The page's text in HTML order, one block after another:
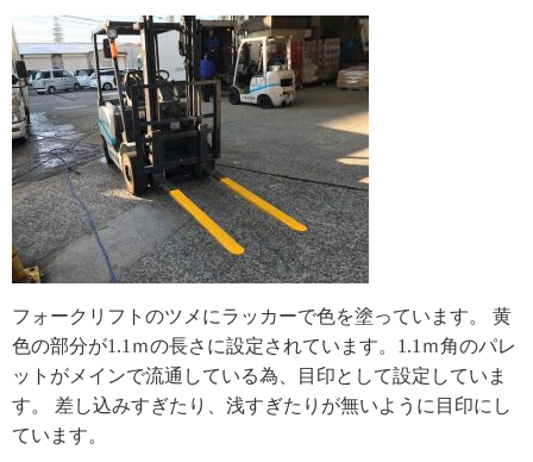
フォークリフトのツメにラッカーで色を塗っています。 黄
色の部分が1.1ｍの長さに設定されています。1.1ｍ角のパレ
ットがメインで流通している為、目印として設定していま
す。 差し込みすぎたり、浅すぎたりが無いように目印にし
ています。